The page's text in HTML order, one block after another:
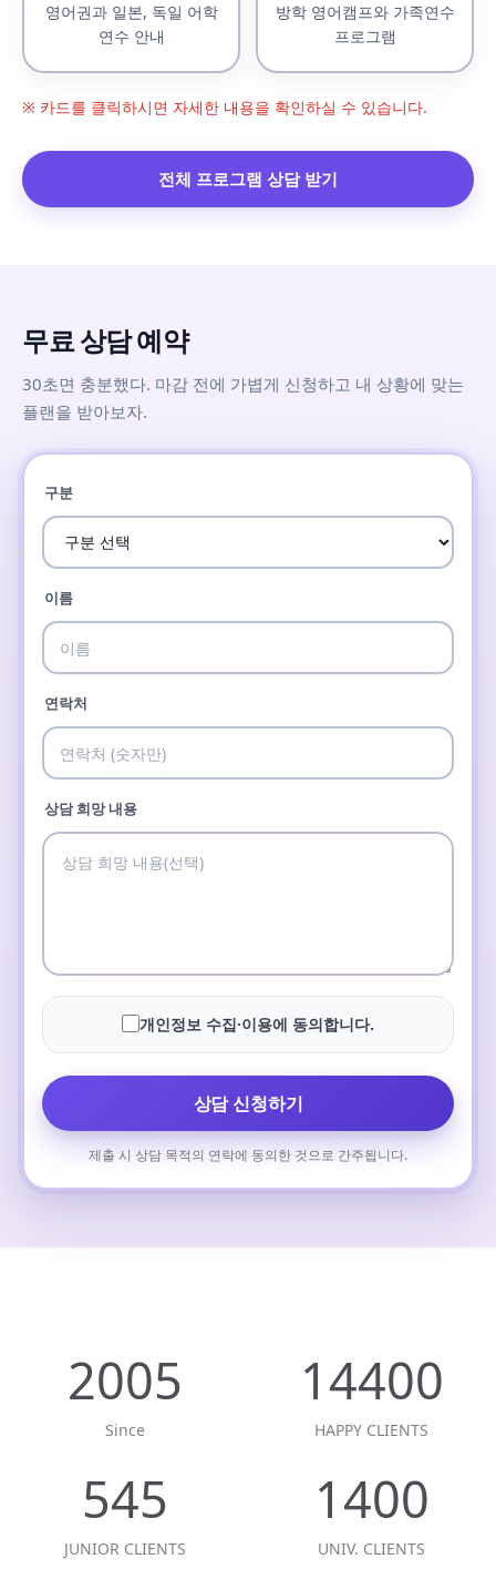
영어권과 일본, 독일 어학
연수 안내
방학 영어캠프와 가족연수
프로그램
※ 카드를 클릭하시면 자세한 내용을 확인하실 수 있습니다.
전체 프로그램 상담 받기
무료 상담 예약
30초면 충분했다. 마감 전에 가볍게 신청하고 내 상황에 맞는
플랜을 받아보자.
구분
이름
연락처
상담 희망 내용
개인정보 수집·이용에 동의합니다.
상담 신청하기
제출 시 상담 목적의 연락에 동의한 것으로 간주됩니다.
2005
Since
14400
HAPPY CLIENTS
545
JUNIOR CLIENTS
1400
UNIV. CLIENTS